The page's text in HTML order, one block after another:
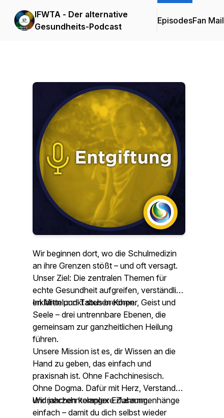
IFWTA - Der alternative
Gesundheits-Podcast
EpisodesFan Mail
Wir beginnen dort, wo die Schulmedizin
an ihre Grenzen stößt – und oft versagt.
Unser Ziel: Die zentralen Themen für
echte Gesundheit aufgreifen, verständlich
erklären und Tabus brechen.
Im Mittelpunkt stehen Körper, Geist und
Seele – drei untrennbare Ebenen, die
gemeinsam zur ganzheitlichen Heilung
führen.
Unsere Mission ist es, dir Wissen an die
Hand zu geben, das einfach und
praxisnah ist. Ohne Fachchinesisch.
Ohne Dogma. Dafür mit Herz, Verstand
und jahrzehntelanger Erfahrung.
Wir machen komplexe Zusammenhänge
einfach – damit du dich selbst wieder